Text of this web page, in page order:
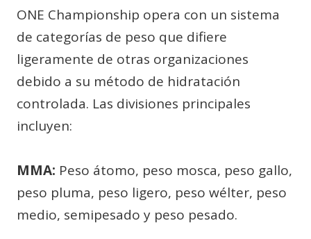
ONE Championship opera con un sistema
de categorías de peso que difiere
ligeramente de otras organizaciones
debido a su método de hidratación
controlada. Las divisiones principales
incluyen:
MMA: Peso átomo, peso mosca, peso gallo,
peso pluma, peso ligero, peso wélter, peso
medio, semipesado y peso pesado.